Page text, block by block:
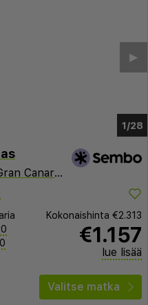
1/24
▶︎
Canaria
Kokonaishinta €2.313
€1.157
lue lisää
Valitse matka